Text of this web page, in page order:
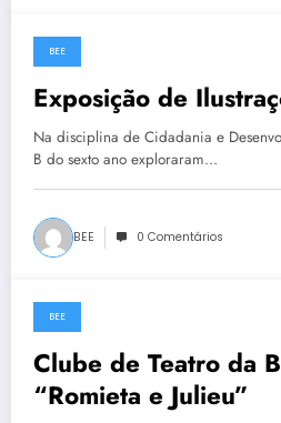
13 de Junho, 2023
BEE
Exposição de
Na disciplina de Cidadania e
B do sexto ano exploraram…
BEE 0 Comentários
9 de Junho, 2023
BEE
Clube de Teatro da
“Romieta e Julieu”